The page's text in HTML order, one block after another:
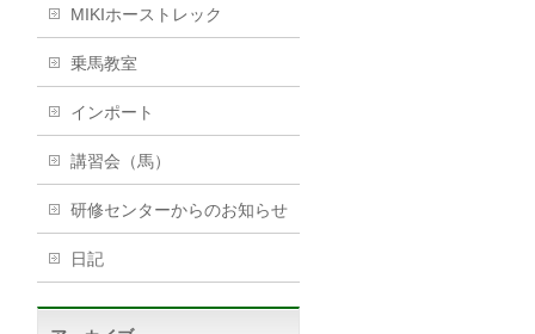
MIKIホーストレック
乗馬教室
インポート
講習会（馬）
研修センターからのお知らせ
日記